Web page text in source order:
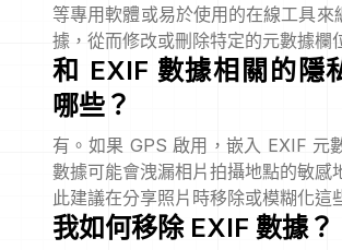
等專用軟體或易於使用的在線工具來
據，從而修改或刪除特定的元數據欄
和 EXIF 數據相關的隱
哪些？
有。如果 GPS 啟用，嵌入 EXIF 元
數據可能會洩漏相片拍攝地點的敏感
此建議在分享照片時移除或模糊化這
我如何移除 EXIF 數據？